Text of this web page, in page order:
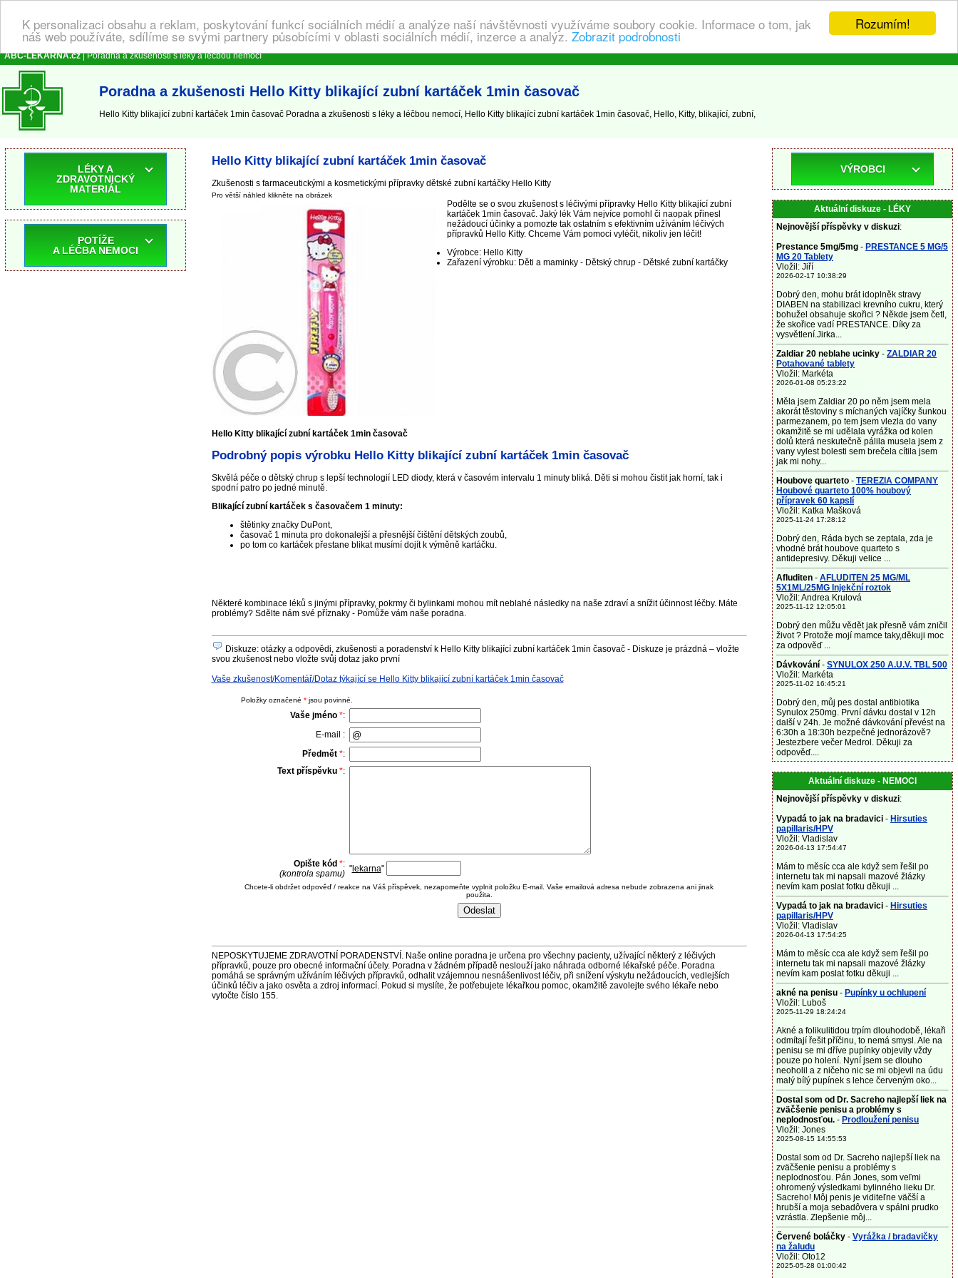
Rozumím!
K personalizaci obsahu a reklam, poskytování funkcí sociálních médií a analýze naší návštěvnosti využíváme soubory cookie. Informace o tom, jak
náš web používáte, sdílíme se svými partnery působícími v oblasti sociálních médií, inzerce a analýz. Zobrazit podrobnosti
ABC-LEKARNA.cz| Poradna a zkušenosti s léky a léčbou nemocí
Poradna a zkušenosti Hello Kitty blikající zubní kartáček 1min časovač
Hello Kitty blikající zubní kartáček 1min časovač Poradna a zkušenosti s léky a léčbou nemocí, Hello Kitty blikající zubní kartáček 1min časovač, Hello, Kitty, blikající, zubní,
Hello Kitty blikající zubní kartáček 1min časovač
Zkušenosti s farmaceutickými a kosmetickými přípravky dětské zubní kartáčky Hello Kitty
Pro větší náhled klikněte na obrázek
Podělte se o svou zkušenost s léčivými přípravky Hello Kitty blikající zubní
kartáček 1min časovač. Jaký lék Vám nejvíce pomohl či naopak přinesl
nežádoucí účinky a pomozte tak ostatním s efektivním užíváním léčivých
přípravků Hello Kitty. Chceme Vám pomoci vyléčit, nikoliv jen léčit!
Výrobce: Hello Kitty
Zařazení výrobku: Děti a maminky - Dětský chrup - Dětské zubní kartáčky
Hello Kitty blikající zubní kartáček 1min časovač
Podrobný popis výrobku Hello Kitty blikající zubní kartáček 1min časovač
Skvělá péče o dětský chrup s lepší technologií LED diody, která v časovém intervalu 1 minuty bliká. Děti si mohou čistit jak horní, tak i
spodní patro po jedné minutě.
Blikající zubní kartáček s časovačem 1 minuty:
štětinky značky DuPont,
časovač 1 minuta pro dokonalejší a přesnější čištění dětských zoubů,
po tom co kartáček přestane blikat musímí dojít k výměně kartáčku.
Některé kombinace léků s jinými přípravky, pokrmy či bylinkami mohou mít neblahé následky na naše zdraví a snížit účinnost léčby. Máte
problémy? Sdělte nám své příznaky - Pomůže vám naše poradna.
Diskuze: otázky a odpovědi, zkušenosti a poradenství k Hello Kitty blikající zubní kartáček 1min časovač - Diskuze je prázdná – vložte
svou zkušenost nebo vložte svůj dotaz jako první
Vaše zkušenost/Komentář/Dotaz týkající se Hello Kitty blikající zubní kartáček 1min časovač
Položky označené *jsou povinné.
Vaše jméno *:
E-mail :
Předmět *:
Text příspěvku *:
Opište kód *:
(kontrola spamu) "lekarna"
Chcete-li obdržet odpověď / reakce na Váš příspěvek, nezapomeňte vyplnit položku E-mail. Vaše emailová adresa nebude zobrazena ani jinak
použita.
NEPOSKYTUJEME ZDRAVOTNÍ PORADENSTVÍ. Naše online poradna je určena pro všechny pacienty, užívající některý z léčivých
přípravků, pouze pro obecné informační účely. Poradna v žádném případě neslouží jako náhrada odborné lékařské péče. Poradna
pomáhá se správným užíváním léčivých přípravků, odhalit vzájemnou nesnášenlivost léčiv, při snížení výskytu nežádoucích, vedlejších
účinků léčiv a jako osvěta a zdroj informací. Pokud si myslíte, že potřebujete lékařkou pomoc, okamžitě zavolejte svého lékaře nebo
vytočte číslo 155.
LÉKY A
ZDRAVOTNICKÝ
MATERIÁL
POTÍŽE
A LÉČBA NEMOCI
VÝROBCI
Aktuální diskuze - LÉKY
Nejnovější příspěvky v diskuzi:
Prestance 5mg/5mg - PRESTANCE 5 MG/5
MG 20 Tablety
Vložil: Jiří
2026-02-17 10:38:29
Dobrý den, mohu brát idoplněk stravy
DIABEN na stabilizaci krevního cukru, který
bohužel obsahuje skořici ? Někde jsem četl,
že skořice vadí PRESTANCE. Díky za
vysvětlení.Jirka...
Zaldiar 20 neblahe ucinky - ZALDIAR 20
Potahované tablety
Vložil: Markéta
2026-01-08 05:23:22
Měla jsem Zaldiar 20 po něm jsem mela
akorát těstoviny s míchaných vajíčky šunkou
parmezanem, po tem jsem vlezla do vany
okamžitě se mi udělala vyrážka od kolen
dolů která neskutečně pálila musela jsem z
vany vylest bolesti sem brečela cítila jsem
jak mi nohy...
Houbove quarteto - TEREZIA COMPANY
Houbové quarteto 100% houbový
přípravek 60 kapslí
Vložil: Katka Mašková
2025-11-24 17:28:12
Dobrý den, Ráda bych se zeptala, zda je
vhodné brát houbove quarteto s
antidepresivy. Děkuji velice ...
Afluditen - AFLUDITEN 25 MG/ML
5X1ML/25MG Injekční roztok
Vložil: Andrea Krulová
2025-11-12 12:05:01
Dobrý den můžu vědět jak přesně vám zničil
život ? Protože mojí mamce taky,děkuji moc
za odpověď ...
Dávkování - SYNULOX 250 A.U.V. TBL 500
Vložil: Markéta
2025-11-02 16:45:21
Dobrý den, můj pes dostal antibiotika
Synulox 250mg. První dávku dostal v 12h
další v 24h. Je možné dávkování převést na
6:30h a 18:30h bezpečné jednorázově?
Jestezbere večer Medrol. Děkuji za
odpověď....
Aktuální diskuze - NEMOCI
Nejnovější příspěvky v diskuzi:
Vypadá to jak na bradavici - Hirsuties
papillaris/HPV
Vložil: Vladislav
2026-04-13 17:54:47
Mám to měsíc cca ale když sem řešil po
internetu tak mi napsali mazové žlázky
nevím kam poslat fotku děkuji ...
Vypadá to jak na bradavici - Hirsuties
papillaris/HPV
Vložil: Vladislav
2026-04-13 17:54:25
Mám to měsíc cca ale když sem řešil po
internetu tak mi napsali mazové žlázky
nevím kam poslat fotku děkuji ...
akné na penisu - Pupínky u ochlupení
Vložil: Luboš
2025-11-29 18:24:24
Akné a folikulitidou trpím dlouhodobě, lékaři
odmítají řešit příčinu, to nemá smysl. Ale na
penisu se mi dříve pupínky objevily vždy
pouze po holení. Nyní jsem se dlouho
neoholil a z ničeho nic se mi objevil na údu
malý bílý pupínek s lehce červeným oko...
Dostal som od Dr. Sacreho najlepší liek na
zväčšenie penisu a problémy s
neplodnosťou. - Prodloužení penisu
Vložil: Jones
2025-08-15 14:55:53
Dostal som od Dr. Sacreho najlepší liek na
zväčšenie penisu a problémy s
neplodnosťou. Pán Jones, som veľmi
ohromený výsledkami bylinného lieku Dr.
Sacreho! Môj penis je viditeľne väčší a
hrubší a moja sebadôvera v spálni prudko
vzrástla. Zlepšenie môj...
Červené boláčky - Vyrážka / bradavičky
na žaludu
Vložil: Oto12
2025-05-28 01:00:42